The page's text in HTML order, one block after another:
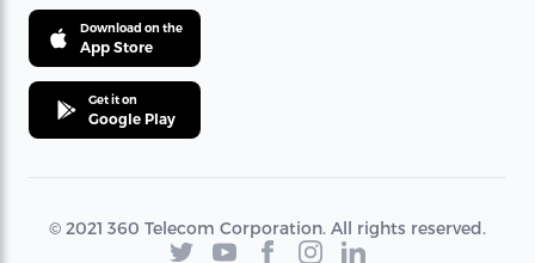
Download on the
App Store
Get it on
Google Play
© 2021 360 Telecom Corporation. All rights reserved.